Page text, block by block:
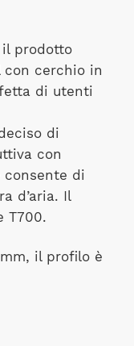
il prodotto
con cerchio in
di utenti
di
con
consente di
d’aria. Il
T700.
il profilo è